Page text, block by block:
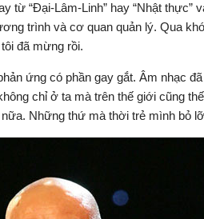
từ “Đại-Lâm-Linh” hay “Nhật thực”
trình và cơ quan quản lý. Qua
đã mừng rồi.
ứng có phần gay gắt. Âm nhạc
chỉ ở ta mà trên thế giới cũng
Những thứ mà thời trẻ mình bỏ